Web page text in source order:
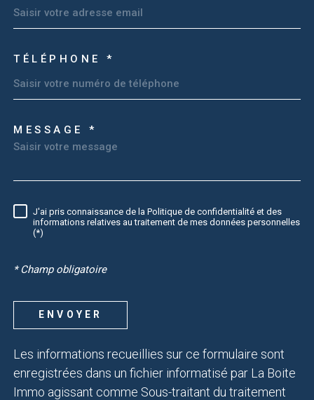
TÉLÉPHONE *
MESSAGE *
RÈGLEMENTATION
J'ai pris connaissance de la Politique de confidentialité et des
informations relatives au traitement de mes données personnelles
(*)
* Champ obligatoire
ENVOYER
Les informations recueillies sur ce formulaire sont
enregistrées dans un fichier informatisé par La Boite
Immo agissant comme Sous-traitant du traitement